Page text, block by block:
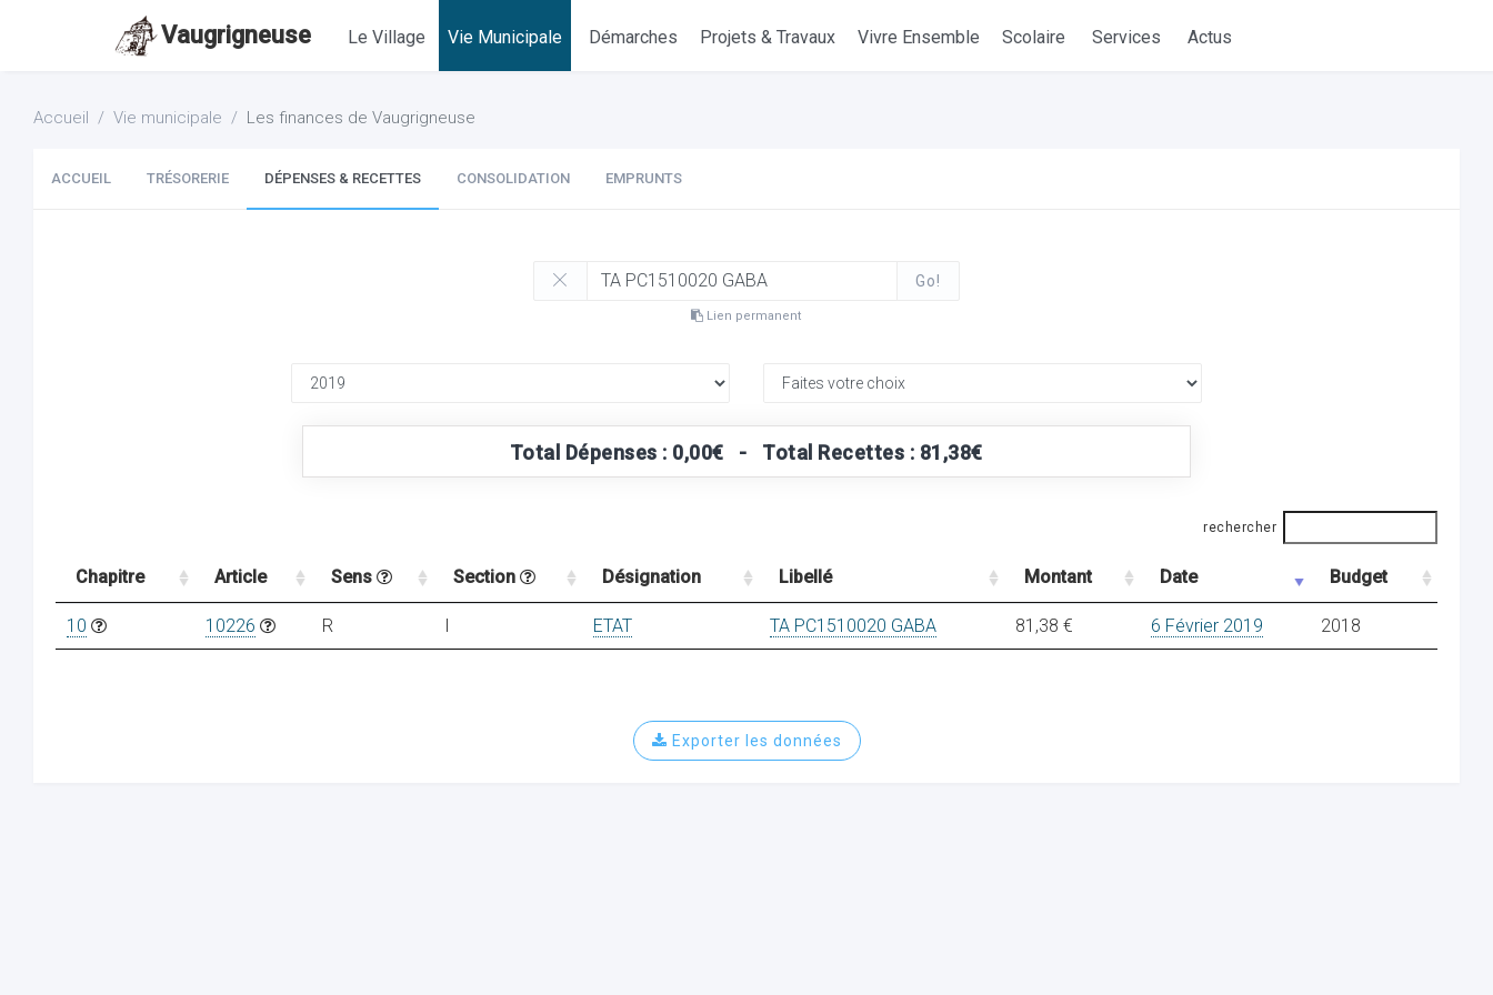
Vaugrigneuse Le Village Vie Municipale Démarches Projets & Travaux Vivre Ensemble Scolaire Services Actus
Accueil Vie municipale Les finances de Vaugrigneuse
ACCUEIL TRÉSORERIE DÉPENSES & RECETTES CONSOLIDATION EMPRUNTS
Go!
Lien permanent
Total Dépenses : 0,00€ - Total Recettes : 81,38€
rechercher
Chapitre Article Sens Section Désignation Libellé Montant Date Budget
10 10226 R I ETAT TA PC1510020 GABA 81,38 € 6 Février 2019 2018
Exporter les données